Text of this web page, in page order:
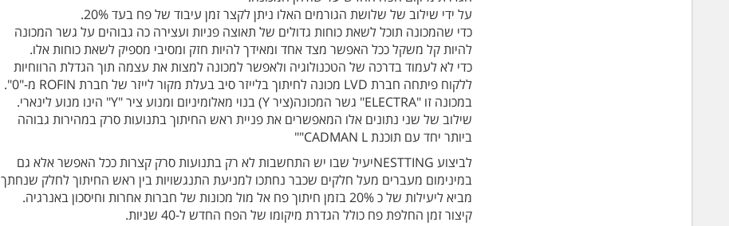
על ידי שילוב של שלושת הגורמים האלו ניתן לקצר זמן עיבוד של פח בעד 20%.
כדי שהמכונה תוכל לשאת כוחות גדולים של תאוצה פניות ועצירה כה גבוהים על גשר המכונה
להיות קל משקל ככל האפשר מצד אחד ומאידך להיות חזק ומסיבי מספיק לשאת כוחות אלו.
כדי לא לעמוד בדרכה של הטכנולוגיה ולאפשר למכונה למצות את עצמה תוך הגדלת הרווחיות
ללקוח פיתחה חברת LVD מכונה לחיתוך בלייזר סיב בעלת מקור לייזר של חברת ROFIN מ-"0".
במכונה זו "ELECTRA" גשר המכונה(ציר Y) בנוי מאלומיניום ומנוע ציר "Y" הינו מנוע לינארי.
שילוב של שני נתונים אלו המאפשרים את פניית ראש החיתוך בתנועות סרק במהירות גבוהה
ביותר יחד עם תוכנת CADMAN L""
לביצוע NESTTINGיעיל שבו יש התחשבות לא רק בתנועות סרק קצרות ככל האפשר אלא גם
במינימום מעברים מעל חלקים שכבר נחתכו למניעת התנגשויות בין ראש החיתוך לחלק שנחתך
מביא ליעילות של כ 20% בזמן חיתוך פח אל מול מכונות של חברות אחרות וחיסכון באנרגיה.
קיצור זמן החלפת פח כולל הגדרת מיקומו של הפח החדש ל-40 שניות.